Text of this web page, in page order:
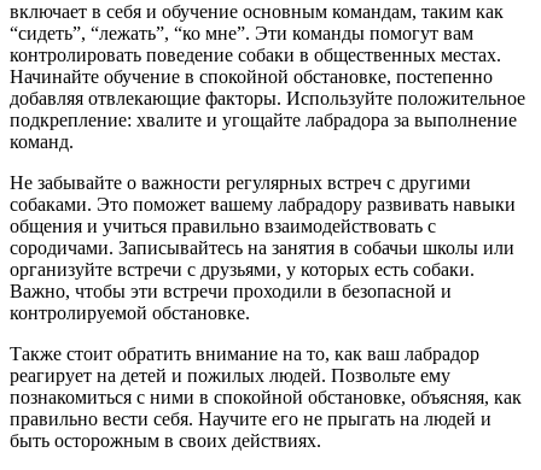
включает в себя и обучение основным командам, таким как
“сидеть”, “лежать”, “ко мне”. Эти команды помогут вам
контролировать поведение собаки в общественных местах.
Начинайте обучение в спокойной обстановке, постепенно
добавляя отвлекающие факторы. Используйте положительное
подкрепление: хвалите и угощайте лабрадора за выполнение
команд.
Не забывайте о важности регулярных встреч с другими
собаками. Это поможет вашему лабрадору развивать навыки
общения и учиться правильно взаимодействовать с
сородичами. Записывайтесь на занятия в собачьи школы или
организуйте встречи с друзьями, у которых есть собаки.
Важно, чтобы эти встречи проходили в безопасной и
контролируемой обстановке.
Также стоит обратить внимание на то, как ваш лабрадор
реагирует на детей и пожилых людей. Позвольте ему
познакомиться с ними в спокойной обстановке, объясняя, как
правильно вести себя. Научите его не прыгать на людей и
быть осторожным в своих действиях.